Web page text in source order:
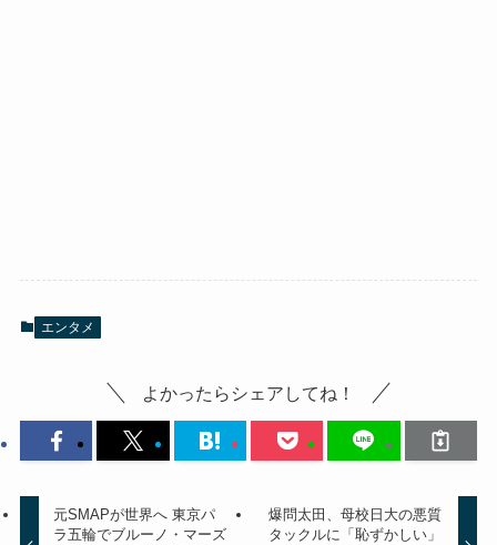
エンタメ
よかったらシェアしてね！
元SMAPが世界へ 東京パ
ラ五輪でブルーノ・マーズ
爆問太田、母校日大の悪質
タックルに「恥ずかしい」